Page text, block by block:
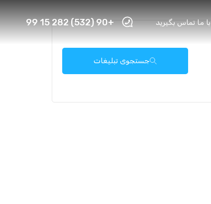
با ما تماس بگیرید +90 (532) 282 15 99
جستجوی تبلیغات